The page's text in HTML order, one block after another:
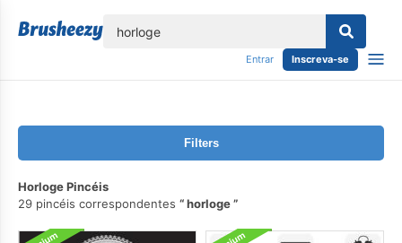
Entrar Inscreva-se
Filters
Horloge Pincéis
29 pincéis correspondentes
horloge